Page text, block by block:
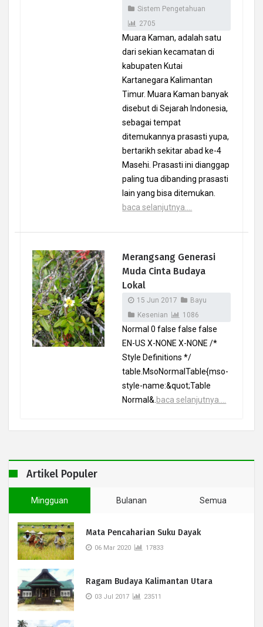
Sistem Pengetahuan
2705
Muara Kaman, adalah satu
dari sekian kecamatan di
kabupaten Kutai
Kartanegara Kalimantan
Timur. Muara Kaman banyak
disebut di Sejarah Indonesia,
sebagai tempat
ditemukannya prasasti yupa,
bertarikh sekitar abad ke-4
Masehi. Prasasti ini dianggap
paling tua dibanding prasasti
lain yang bisa ditemukan.
baca selanjutnya....
Merangsang Generasi
Muda Cinta Budaya
Lokal
15 Jun 2017
Bayu
Kesenian
1086
Normal 0 false false false
EN-US X-NONE X-NONE /*
Style Definitions */
table.MsoNormalTable{mso-
style-name:&quot;Table
Normal&. baca selanjutnya....
Artikel Populer
Mingguan Bulanan Semua
Mata Pencaharian Suku Dayak
06 Mar 2020 17833
Ragam Budaya Kalimantan Utara
03 Jul 2017 23511